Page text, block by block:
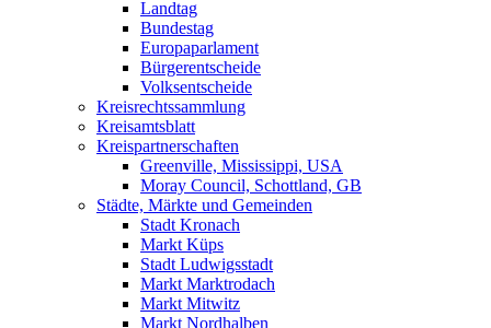
Landtag
Bundestag
Europaparlament
Bürgerentscheide
Volksentscheide
Kreisrechtssammlung
Kreisamtsblatt
Kreispartnerschaften
Greenville, Mississippi, USA
Moray Council, Schottland, GB
Städte, Märkte und Gemeinden
Stadt Kronach
Markt Küps
Stadt Ludwigsstadt
Markt Marktrodach
Markt Mitwitz
Markt Nordhalben